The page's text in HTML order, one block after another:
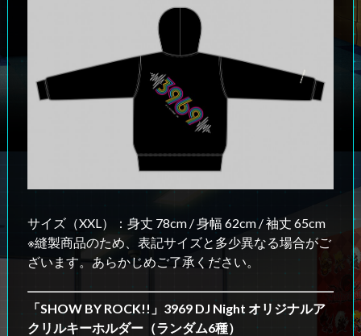
サイズ（XXL）：身丈 78cm / 身幅 62cm / 袖丈 65cm
※縫製商品のため、表記サイズと多少異なる場合がご
ざいます。あらかじめご了承ください。
「SHOW BY ROCK!!」3969 DJ Night オリジナルア
クリルキーホルダー（ランダム6種）